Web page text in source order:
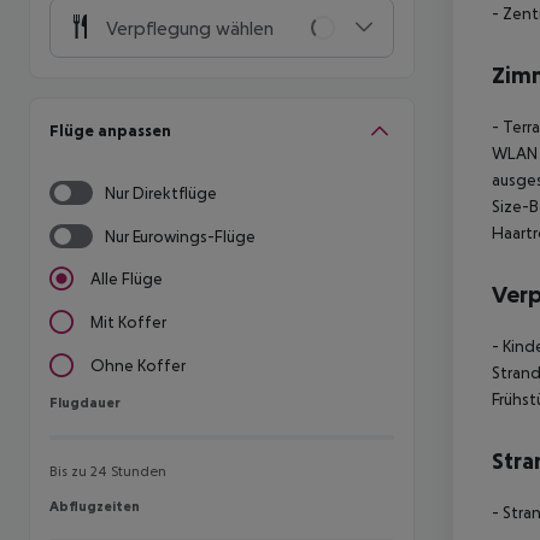
Verpflegung wählen
Flüge anpassen
Nur Direktflüge
Nur Eurowings-Flüge
Alle Flüge
Mit Koffer
Ohne Koffer
Flugdauer
Flugdauer
Bis zu 24 Stunden
Abflugzeiten
Abflugzeiten
-
-
Size-
-
-